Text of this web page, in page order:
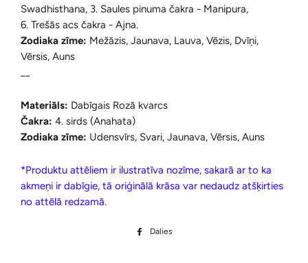
Swadhisthana, 3. Saules pinuma čakra - Manipura,
6. Trešās acs čakra - Ajna.
Zodiaka zīme: Mežāzis, Jaunava, Lauva, Vēzis, Dvīņi,
Vērsis, Auns
Materiāls: Dabīgais Rozā kvarcs
Čakra: 4. sirds (Anahata)
Zodiaka zīme: Udensvīrs, Svari, Jaunava, Vērsis, Auns
*Produktu attēliem ir ilustratīva nozīme, sakarā ar to ka
akmeņi ir dabīgie, tā oriģinālā krāsa var nedaudz atšķirties
no attēlā redzamā.
Dalies